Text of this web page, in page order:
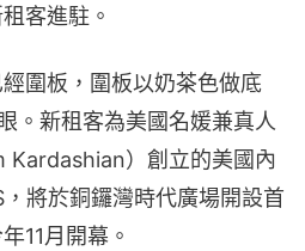
客進駐。
圍板，圍板以奶茶色做底
。新租客為美國名媛兼真人
Kardashian）創立的美國內
將於銅鑼灣時代廣場開設首
11月開幕。